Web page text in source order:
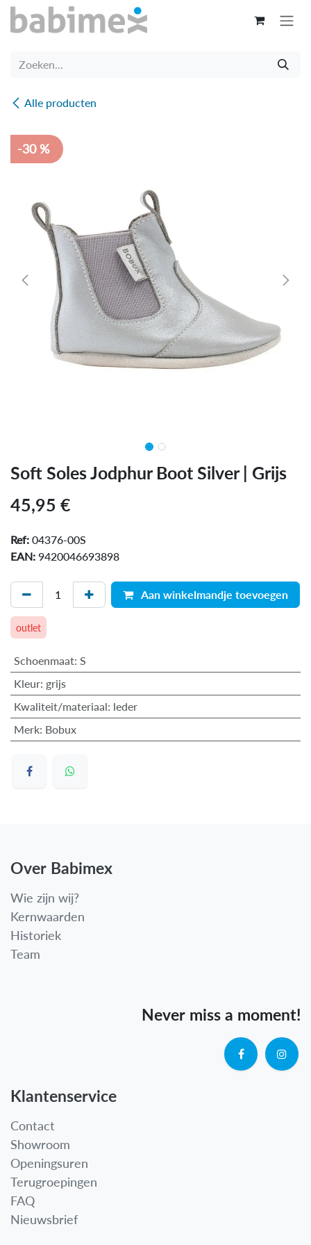
Overslaan naar inhoud
Alle producten
-30 %
Soft Soles Jodphur Boot Silver | Grijs
45,95 €
Ref: 04376-00S
EAN: 9420046693898
Aan winkelmandje toevoegen
outlet
Schoenmaat: S
Kleur: grijs
Kwaliteit/materiaal: leder
Merk: Bobux
Over Babimex
Wie zijn wij?
Kernwaarden
Historiek
Team
Never miss a moment!
Klantenservice
Contact
Showroom
Openingsuren
Terugroepingen
FAQ
Nieuwsbrief